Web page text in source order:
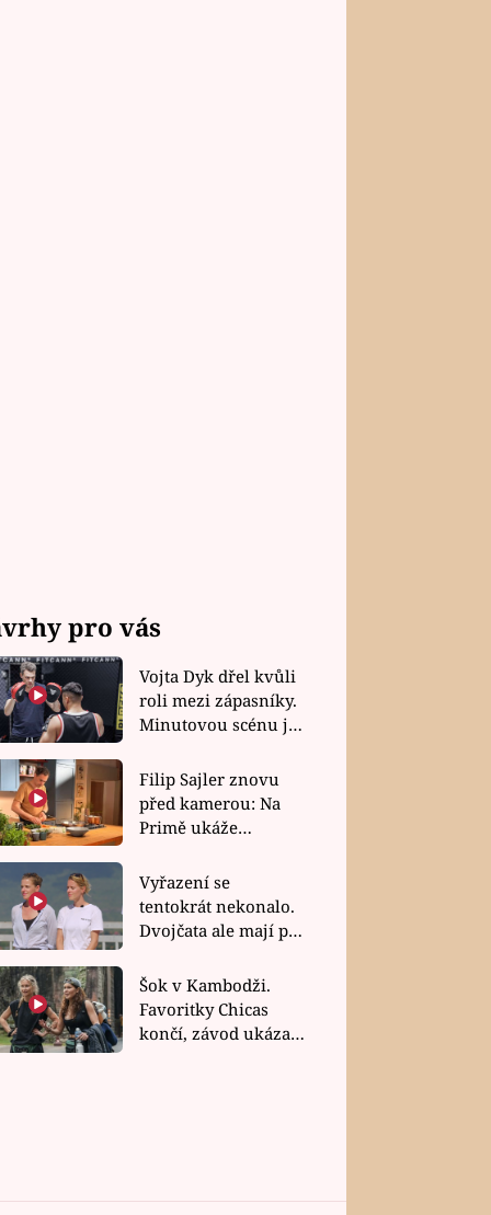
pro vás
Vojta Dyk dřel kvůli
roli mezi zápasníky.
Minutovou scénu jel
Filip Sajler znovu
před kamerou: Na
Primě ukáže
rychlé recepty
Vyřazení se
tentokrát nekonalo.
Dvojčata ale mají po
závodu nůž na krku
Šok v Kambodži.
Favoritky Chicas
končí, závod ukázal